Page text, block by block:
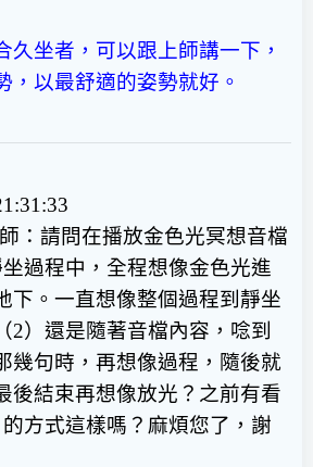
久坐者，可以跟上師講一下，
，以最舒適的姿勢就好。
：請問在播放金色光冥想音檔
過程中，全程想像金色光進
下。一直想像整個過程到靜坐
2）還是隨著音檔內容，唸到
幾句時，再想像過程，隨後就
後結束再想像放光？之前有看
方式這樣嗎？麻煩您了，謝